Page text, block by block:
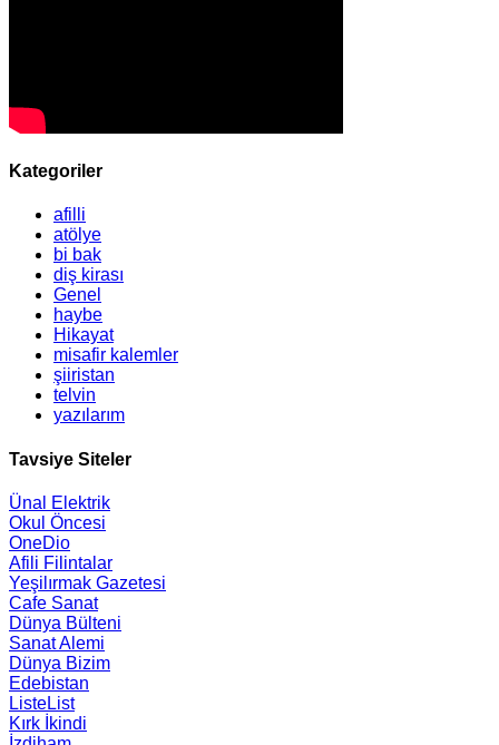
Kategoriler
afilli
atölye
bi bak
diş kirası
Genel
haybe
Hikayat
misafir kalemler
şiiristan
telvin
yazılarım
Tavsiye Siteler
Ünal Elektrik
Okul Öncesi
OneDio
Afili Filintalar
Yeşilırmak Gazetesi
Cafe Sanat
Dünya Bülteni
Sanat Alemi
Dünya Bizim
Edebistan
ListeList
Kırk İkindi